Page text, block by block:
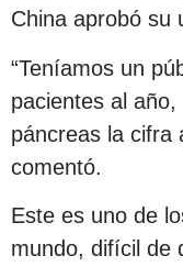
China aprobó su
“Teníamos un
pacientes al
páncreas la cifra
comentó.
Este es uno de
mundo, difícil de